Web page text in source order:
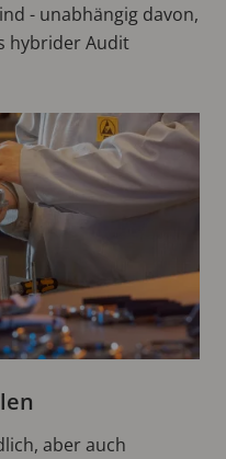
- unabhängig davon,
hybrider Audit
aber auch